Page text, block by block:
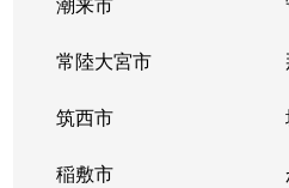
常陸大宮市
筑西市
稲敷市